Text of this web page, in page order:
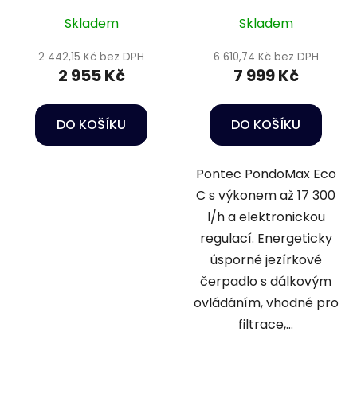
Skladem
2 442,15 Kč bez DPH
2 955 Kč
DO KOŠÍKU
Skladem
6 610,74 Kč bez DPH
7 999 Kč
DO KOŠÍKU
Pontec PondoMax Eco
C s výkonem až 17 300
l/h a elektronickou
regulací. Energeticky
úsporné jezírkové
čerpadlo s dálkovým
ovládáním, vhodné pro
filtrace,...